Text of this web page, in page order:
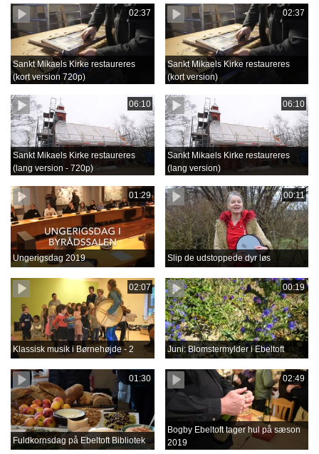
02:37
Sankt Mikaels Kirke restaureres
(kort version 720p)
02:37
Sankt Mikaels Kirke restaureres
(kort version)
06:10
Sankt Mikaels Kirke restaureres
(lang version - 720p)
06:10
Sankt Mikaels Kirke restaureres
(lang version)
01:29
Ungerigsdag 2019
00:11
Slip de udstoppede dyr løs
02:07
Klassisk musik i Børnehøjde - 2
00:19
Juni: Blomstermylder i Ebeltoft
01:30
Fuldkornsdag på Ebeltoft Bibliotek
02:49
Bogby Ebeltoft tager hul på sæson
2019